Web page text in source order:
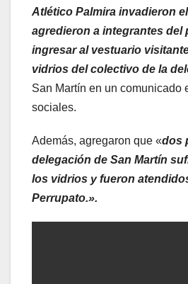
Atlético Palmira invadieron
agredieron a integrantes del
ingresar al vestuario
vidrios del colectivo de la
San Martín en un comunicado
sociales.
Además, agregaron que «dos
delegación de San Martín
los vidrios y fueron
Perrupato.».